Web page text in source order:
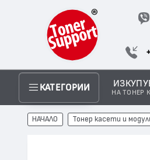
КАТЕГОРИИ НА ТОНЕР
НАЧАЛО Тонер касети и